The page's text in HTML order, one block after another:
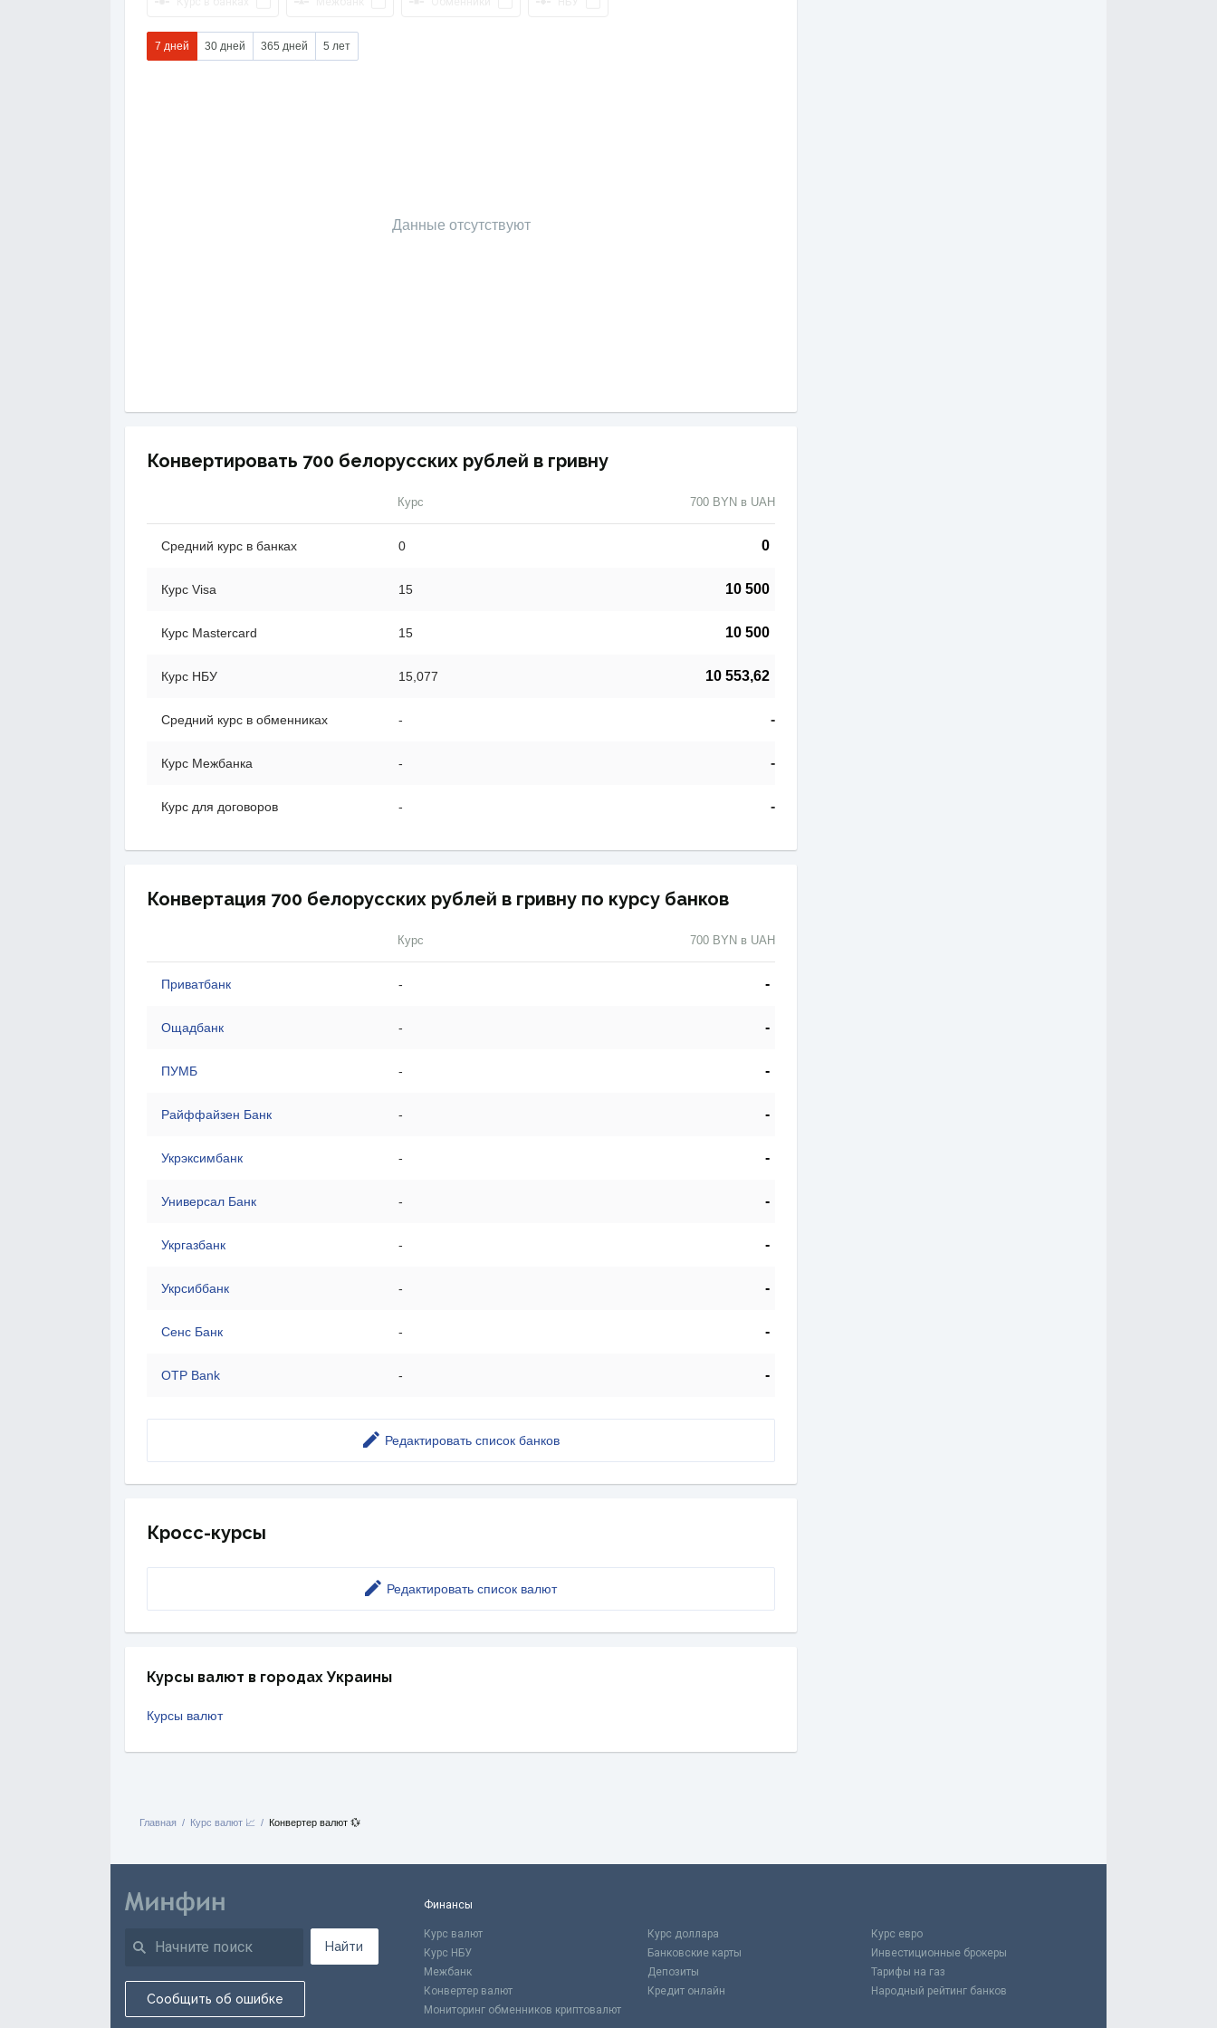
7 дней 30 дней 365 дней 5 лет
Данные отсутствуют
Конвертировать 700 белорусских рублей в гривну
Курс 700 BYN в UAH
Средний курс в банках 0 0
Курс Visa 15 10 500
Курс Mastercard 15 10 500
Курс НБУ 15,077 10 553,62
Средний курс в обменниках - -
Курс Межбанка - -
Курс для договоров - -
Конвертация 700 белорусских рублей в гривну по курсу банков
Курс 700 BYN в UAH
Приватбанк - -
Ощадбанк - -
ПУМБ - -
Райффайзен Банк - -
Укрэксимбанк - -
Универсал Банк - -
Укргазбанк - -
Укрсиббанк - -
Сенс Банк - -
OTP Bank - -
Редактировать список банков
Кросс-курсы
Редактировать список валют
Курсы валют в городах Украины
Курсы валют
Главная Курс валют 📈 Конвертер валют 💱
Найти
Сообщить об ошибке
Финансы
Курс валют Курс доллара
Курс евро
Курс НБУ
Банковские карты
Инвестиционные брокеры
Межбанк
Депозиты
Тарифы на газ
Конвертер валют
Кредит онлайн
Народный рейтинг банков
Мониторинг обменников криптовалют